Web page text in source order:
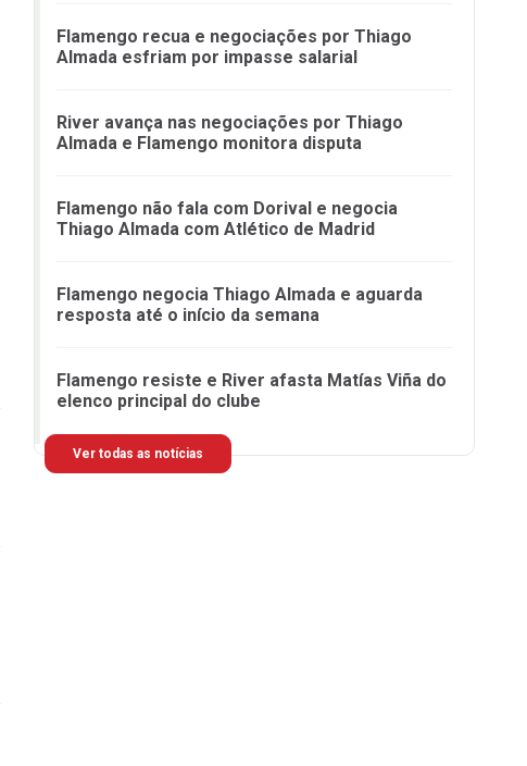
Flamengo recua e negociações por Thiago
Almada esfriam por impasse salarial
River avança nas negociações por Thiago
Almada e Flamengo monitora disputa
Flamengo não fala com Dorival e negocia
Thiago Almada com Atlético de Madrid
Flamengo negocia Thiago Almada e aguarda
resposta até o início da semana
Flamengo resiste e River afasta Matías Viña do
elenco principal do clube
Ver todas as notícias